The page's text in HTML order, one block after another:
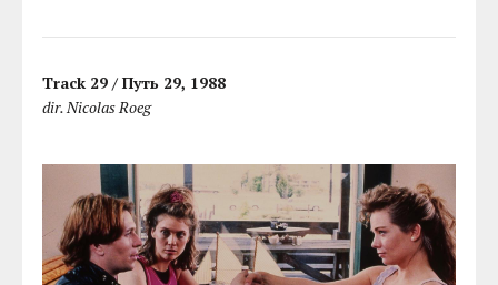
Track 29 / Путь 29, 1988
dir. Nicolas Roeg